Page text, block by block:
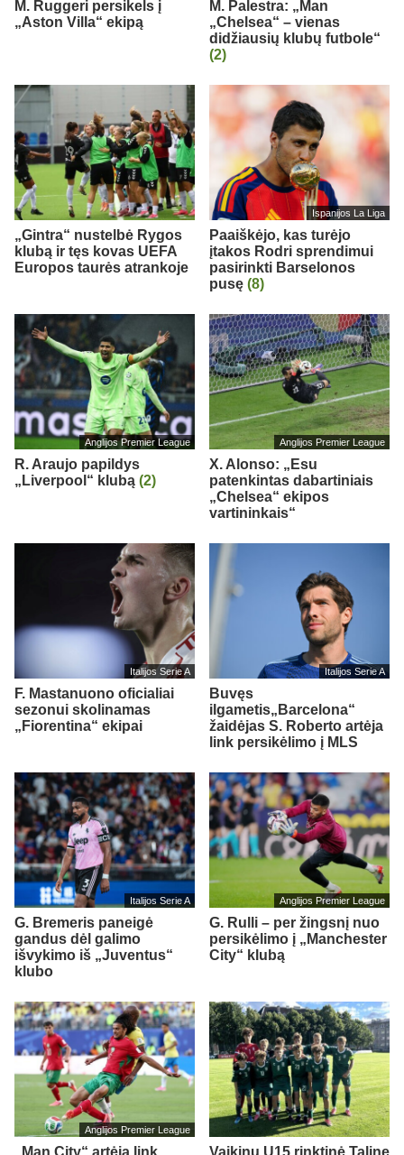
M. Ruggeri persikels į
„Aston Villa“ ekipą
M. Palestra: „Man
„Chelsea“ – vienas
didžiausių klubų futbole“
(2)
„Gintra“ nustelbė Rygos
klubą ir tęs kovas UEFA
Europos taurės atrankoje
Ispanijos La Liga
Paaiškėjo, kas turėjo
įtakos Rodri sprendimui
pasirinkti Barselonos
pusę (8)
Anglijos Premier League
R. Araujo papildys
„Liverpool“ klubą (2)
Anglijos Premier League
X. Alonso: „Esu
patenkintas dabartiniais
„Chelsea“ ekipos
vartininkais“
Italijos Serie A
F. Mastanuono oficialiai
sezonui skolinamas
„Fiorentina“ ekipai
Italijos Serie A
Buvęs
ilgametis„Barcelona“
žaidėjas S. Roberto artėja
link persikėlimo į MLS
Italijos Serie A
G. Bremeris paneigė
gandus dėl galimo
išvykimo iš „Juventus“
klubo
Anglijos Premier League
G. Rulli – per žingsnį nuo
persikėlimo į „Manchester
City“ klubą
Anglijos Premier League